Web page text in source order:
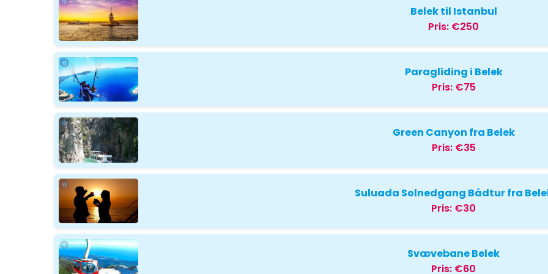
Belek til Istanbul
Pris: €250
Paragliding i Belek
Pris: €75
Green Canyon fra Belek
Pris: €35
Suluada Solnedgang Bådtur fra
Pris: €30
Svævebane Belek
Pris: €60